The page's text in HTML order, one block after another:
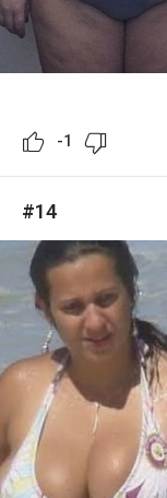
-1
#14